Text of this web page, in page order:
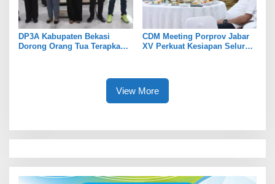
DP3A Kabupaten Bekasi
Dorong Orang Tua Terapkan
CDM Meeting Porprov Jabar
XV Perkuat Kesiapan Seluruh
View More